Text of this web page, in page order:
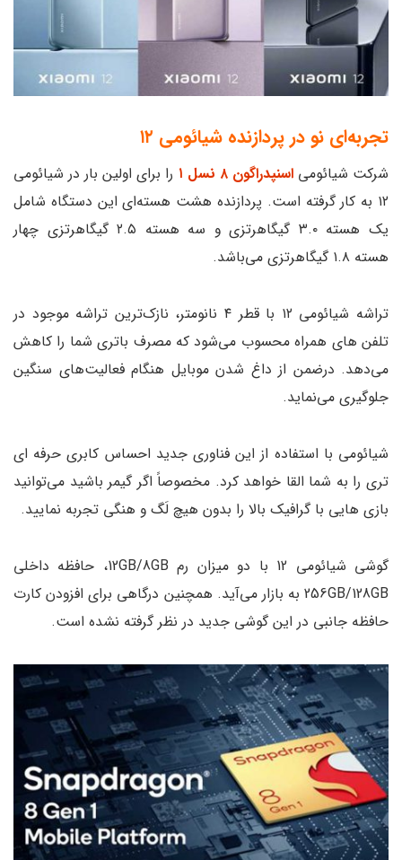
تجربه‌ای نو در پردازنده شیائومی ۱۲
شرکت شیائومیاسنپدراگون ۸ نسل ۱
را برای اولین بار در شیائومی
۱۲ به کار گرفته است. پردازنده هشت هسته‌ای این دستگاه شامل
یک هسته ۳.۰ گیگاهرتزی و سه هسته ۲.۵ گیگاهرتزی چهار
هسته ۱.۸ گیگاهرتزی می‌باشد.
تراشه شیائومی ۱۲ با قطر ۴ نانومتر، نازک‌ترین تراشه موجود در
تلفن‌ های همراه محسوب می‌شود که مصرف باتری شما را کاهش
می‌دهد. درضمن از داغ شدن موبایل هنگام فعالیت‌های سنگین
جلوگیری می‌نماید.
شیائومی با استفاده از این فناوری جدید احساس کابری حرفه ‌ای
‌تری را به شما القا خواهد کرد. مخصوصاً اگر گیمر باشید می‌توانید
بازی ‌هایی با گرافیک بالا را بدون هیچ لَگ و هنگی تجربه نمایید.
گوشی شیائومی 12 با دو میزان رم 12GB/8GB، حافظه داخلی
256GB/128GB به بازار می‌آید. همچنین درگاهی برای افزودن کارت
حافظه جانبی در این گوشی جدید در نظر گرفته نشده است.